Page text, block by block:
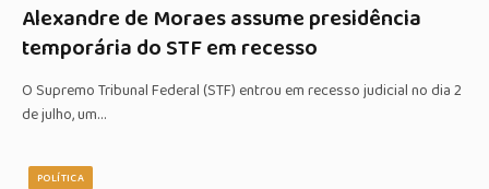
Alexandre de Moraes assume presidência
temporária do STF em recesso
O Supremo Tribunal Federal (STF) entrou em recesso judicial no dia 2
de julho, um…
POLÍTICA